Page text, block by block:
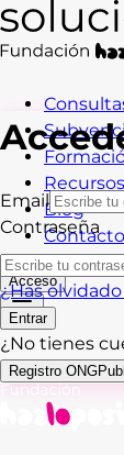
Recursos
Blog
Contacto
Acceso
Email
Contraseña
¿Has
Entrar
¿No tienes
Registro ONG